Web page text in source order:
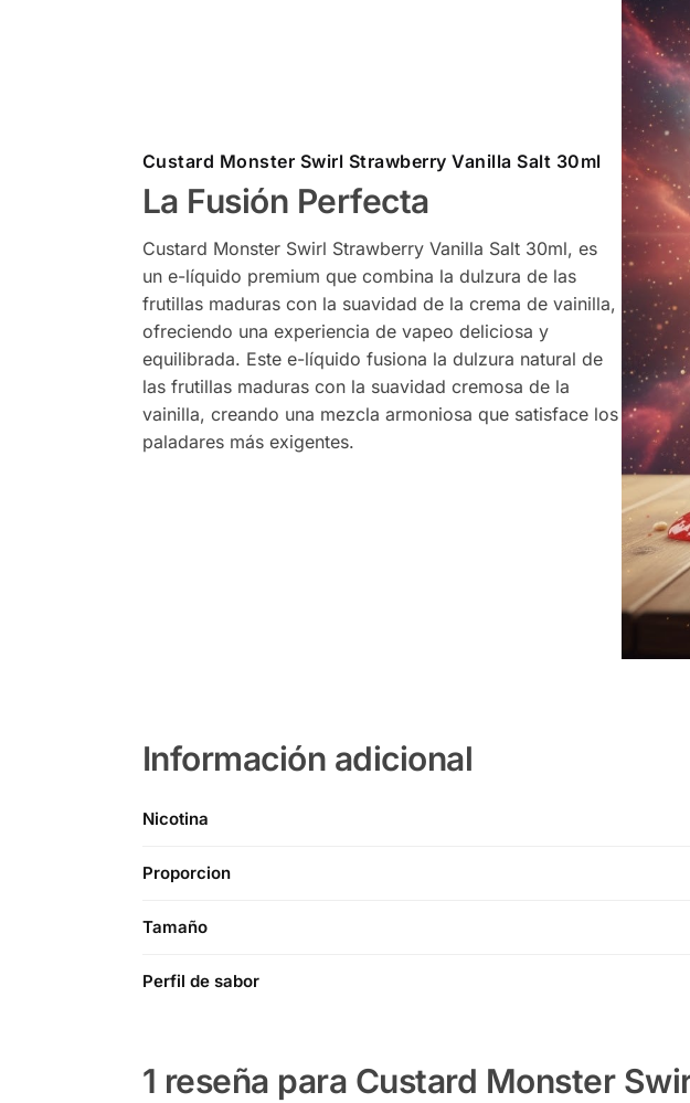
Custard Monster Swirl Strawberry Vanilla Salt 30ml
La Fusión Perfecta
Custard Monster Swirl Strawberry Vanilla Salt 30ml, es
un e-líquido premium que combina la dulzura de las
frutillas maduras con la suavidad de la crema de vainilla,
ofreciendo una experiencia de vapeo deliciosa y
equilibrada. Este e-líquido fusiona la dulzura natural de
las frutillas maduras con la suavidad cremosa de la
vainilla, creando una mezcla armoniosa que satisface los
paladares más exigentes.
Información adicional
Nicotina
Proporcion
Tamaño
Perfil de sabor
1 reseña para Custard Monster